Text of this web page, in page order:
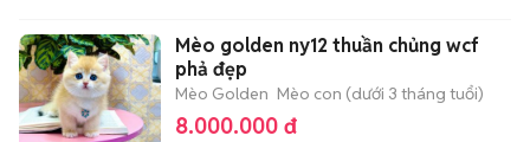
Mèo golden ny12 thuần chủng wcf
phả đẹp
Mèo Golden Mèo con (dưới 3 tháng tuổi)
8.000.000 đ